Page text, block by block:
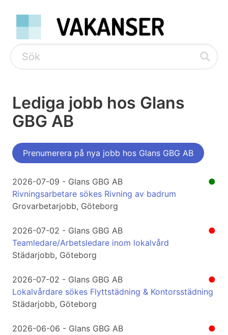
Lediga jobb hos Glans
GBG AB
Prenumerera på nya jobb hos Glans GBG AB
●
2026-07-09 - Glans GBG AB
Rivningsarbetare sökes Rivning av badrum
Grovarbetarjobb, Göteborg
●
2026-07-02 - Glans GBG AB
Teamledare/Arbetsledare inom lokalvård
Städarjobb, Göteborg
●
2026-07-02 - Glans GBG AB
Lokalvårdare sökes Flyttstädning & Kontorsstädning
Städarjobb, Göteborg
●
2026-06-06 - Glans GBG AB